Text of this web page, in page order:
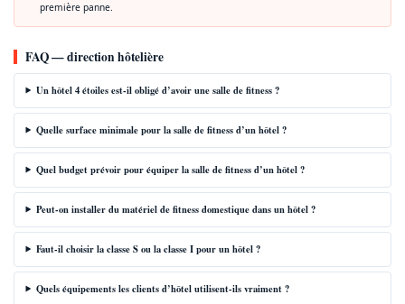
première panne.
FAQ — direction hôtelière
Un hôtel 4 étoiles est-il obligé d’avoir une salle de fitness ?
Quelle surface minimale pour la salle de fitness d’un hôtel ?
Quel budget prévoir pour équiper la salle de fitness d’un hôtel ?
Peut-on installer du matériel de fitness domestique dans un hôtel ?
Faut-il choisir la classe S ou la classe I pour un hôtel ?
Quels équipements les clients d’hôtel utilisent-ils vraiment ?